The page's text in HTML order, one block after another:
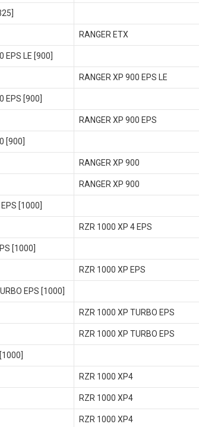
RANGER ETX
EPS LE [900]
RANGER XP 900 EPS LE
EPS [900]
RANGER XP 900 EPS
[900]
RANGER XP 900
RANGER XP 900
[1000]
RZR 1000 XP 4 EPS
[1000]
RZR 1000 XP EPS
EPS [1000]
RZR 1000 XP TURBO EPS
RZR 1000 XP TURBO EPS
RZR 1000 XP4
RZR 1000 XP4
RZR 1000 XP4